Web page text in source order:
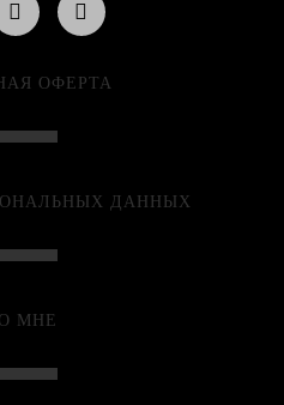
ОФЕРТА
ДАННЫХ
МНЕ